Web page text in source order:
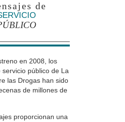
de
en 2008, los
servicio público de La
las Drogas han sido
de millones de
proporcionan una